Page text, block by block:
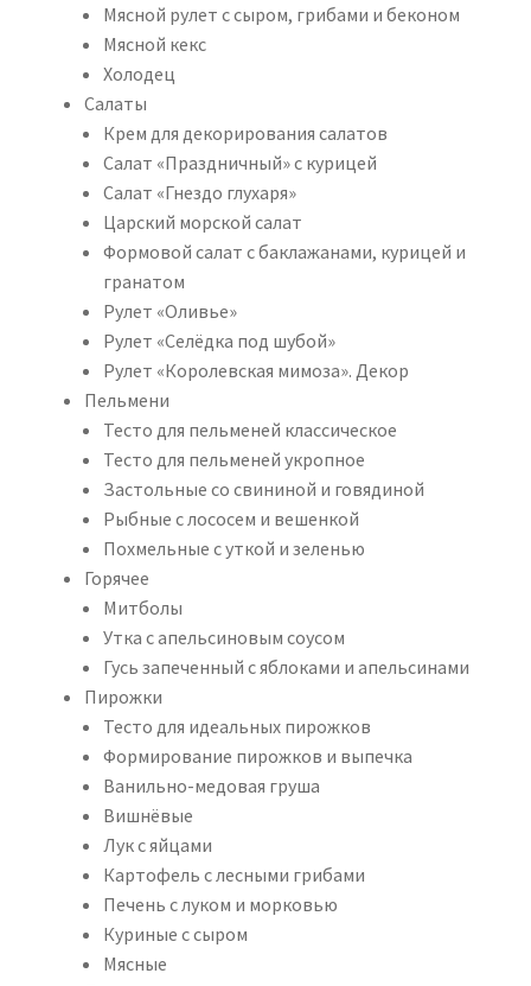
Мясной рулет с сыром, грибами и беконом
Мясной кекс
Холодец
Салаты
Крем для декорирования салатов
Салат «Праздничный» с курицей
Салат «Гнездо глухаря»
Царский морской салат
Формовой салат с баклажанами, курицей и
гранатом
Рулет «Оливье»
Рулет «Селёдка под шубой»
Рулет «Королевская мимоза». Декор
Пельмени
Тесто для пельменей классическое
Тесто для пельменей укропное
Застольные со свининой и говядиной
Рыбные с лососем и вешенкой
Похмельные с уткой и зеленью
Горячее
Митболы
Утка с апельсиновым соусом
Гусь запеченный с яблоками и апельсинами
Пирожки
Тесто для идеальных пирожков
Формирование пирожков и выпечка
Ванильно-медовая груша
Вишнёвые
Лук с яйцами
Картофель с лесными грибами
Печень с луком и морковью
Куриные с сыром
Мясные